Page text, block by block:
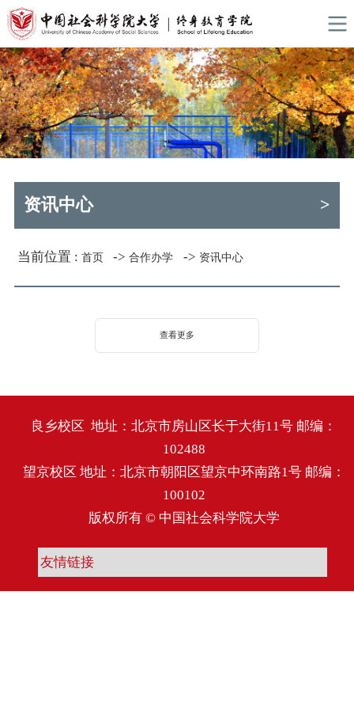
资讯中心 >
当前位置 :首页 ->合作办学 -> 资讯中心
查看更多
良乡校区 地址：北京市房山区长于大街11号 邮编：
102488
望京校区 地址：北京市朝阳区望京中环南路1号 邮编：
100102
版权所有 © 中国社会科学院大学